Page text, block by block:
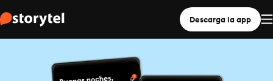
Descarga la app